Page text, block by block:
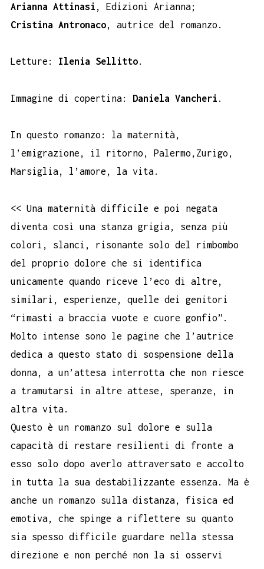
Arianna Attinasi
, Edizioni Arianna;
Cristina Antronaco , autrice del romanzo.
Letture: Ilenia Sellitto.
Immagine di copertina: Daniela Vancheri
In questo romanzo: la maternità,
l’emigrazione, il ritorno, Palermo,Zurigo,
Marsiglia, l’amore, la vita.
<< Una maternità difficile e poi negata
diventa così una stanza grigia, senza più
colori, slanci, risonante solo del rimbombo
del proprio dolore che si identifica
unicamente quando riceve l’eco di altre,
similari, esperienze, quelle dei genitori
“rimasti a braccia vuote e cuore gonfio”.
Molto intense sono le pagine che l’autrice
dedica a questo stato di sospensione della
donna, a un’attesa interrotta che non riesce
a tramutarsi in altre attese, speranze, in
altra vita.
Questo è un romanzo sul dolore e sulla
capacità di restare resilienti di fronte a
esso solo dopo averlo attraversato e accolto
in tutta la sua destabilizzante essenza. Ma è
anche un romanzo sulla distanza, fisica ed
emotiva, che spinge a riflettere su quanto
sia spesso difficile guardare nella stessa
direzione e non perché non la si osservi